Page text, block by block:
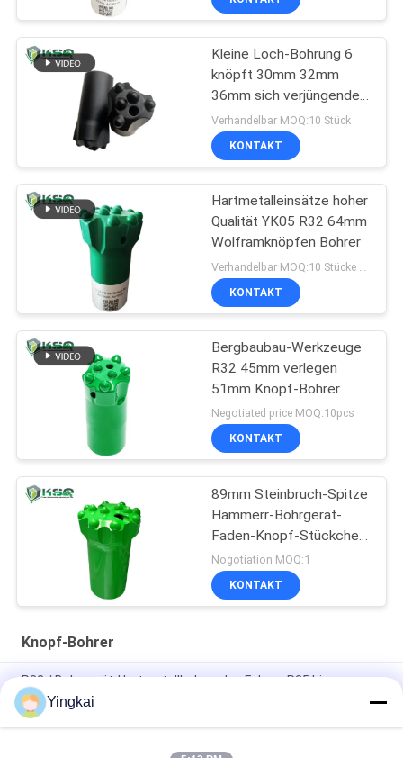
Kleine Loch-Bohrung 6
knöpft 30mm 32mm
36mm sich verjüngenden
Knopf-Bohrer
Verhandelbar MOQ:10 Stück
KONTAKT
Hartmetalleinsätze hoher
Qualität YK05 R32 64mm
Wolframknöpfen Bohrer
KONTAKT
Bergbaubau-Werkzeuge
R32 45mm verlegen
51mm Knopf-Bohrer
Negotiated price MOQ:10pcs
KONTAKT
89mm Steinbruch-Spitze
Hammerr-Bohrgerät-
Faden-Knopf-Stückchen
Bergbau-T45
Nogotiation MOQ:1
KONTAKT
Knopf-Bohrer
R32 / Bohrgerät-Hartmetallbohrer des Felsen-R25 biss
Schaft-Piloten Adapter
Drift und Tunnelbau Pilot Adapter 12° Durchmesser 40mm für
Yingkai